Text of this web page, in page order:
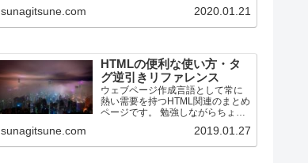
sunagitsune.com 2020.01.21
HTMLの便利な使い方・タ
グ逆引きリファレンス
ウェブページ作成言語として常に
熱い需要を持つHTML関連のまとめ
ページです。 勉強しながらちょっ
sunagitsune.com 2019.01.27